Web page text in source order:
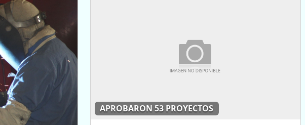
APROBARON 53 PROYECTOS